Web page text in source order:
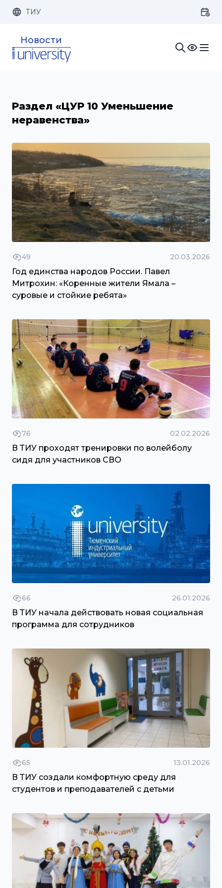
Изображения:
ТИУ
Новости
Раздел «ЦУР 10 Уменьшение
неравенства»
49 20.03.2026
Год единства народов России. Павел
Митрохин: «Коренные жители Ямала –
суровые и стойкие ребята»
76 02.02.2026
В ТИУ проходят тренировки по волейболу
сидя для участников СВО
66 26.01.2026
В ТИУ начала действовать новая социальная
программа для сотрудников
65 13.01.2026
В ТИУ создали комфортную среду для
студентов и преподавателей с детьми